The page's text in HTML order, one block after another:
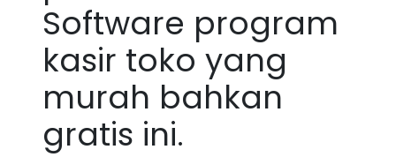
Software program
kasir toko yang
murah bahkan
gratis ini.